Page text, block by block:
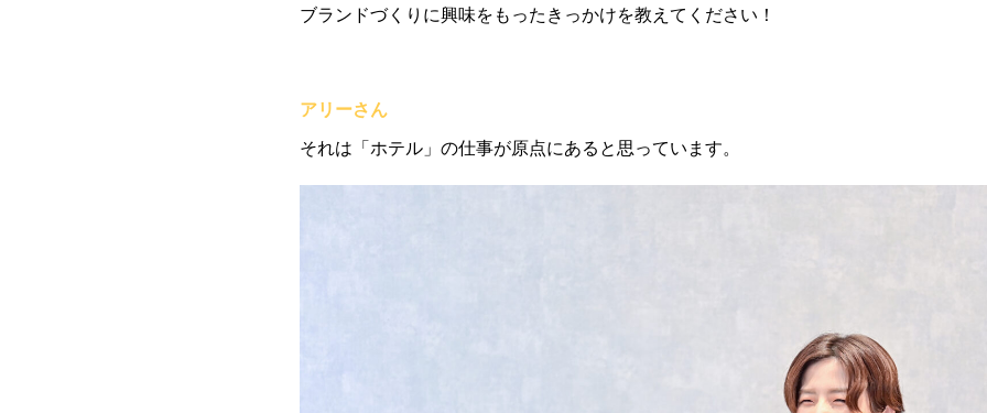
ブランドづくりに興味をもったきっかけを教えてください！
アリーさん
それは「ホテル」の仕事が原点にあると思っています。